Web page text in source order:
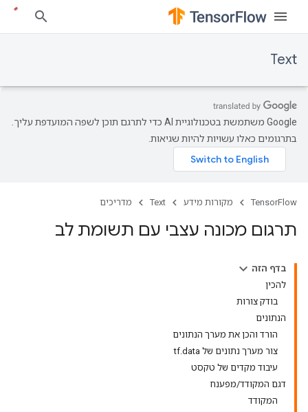
Text
‫Google משתמשת בטכנולוגיית AI כדי לתרגם תוכן לשפה המועדפת עליך.
בתרגומים כאלו עשויות להיות שגיאות.
TensorFlow מקורות מידע Text מדריכים
תרגום מכונה עצבי עם תשומת לב
בדף הזה
להכין
בודק צורות
הנתונים
הורד והכן את מערך הנתונים
צור מערך נתונים של tf.data
עיבוד מקדים של טקסט
דגם המקודד/מפענח
המקודד